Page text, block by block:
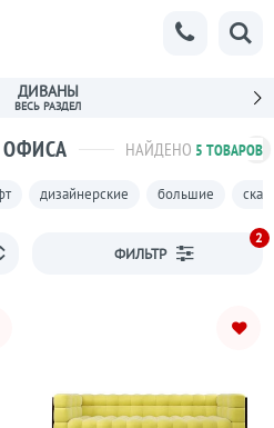
ДИВАНЫ
НАЙДЕНО 5 ТОВАРОВ
дизайнерские большие
ФИЛЬТР
2